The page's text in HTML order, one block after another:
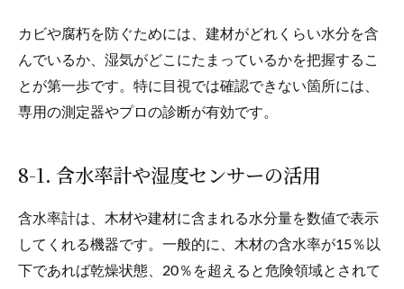
カビや腐朽を防ぐためには、建材がどれくらい水分を含
んでいるか、湿気がどこにたまっているかを把握するこ
とが第一歩です。特に目視では確認できない箇所には、
専用の測定器やプロの診断が有効です。
8-1. 含水率計や湿度センサーの活用
含水率計は、木材や建材に含まれる水分量を数値で表示
してくれる機器です。一般的に、木材の含水率が15％以
下であれば乾燥状態、20％を超えると危険領域とされて